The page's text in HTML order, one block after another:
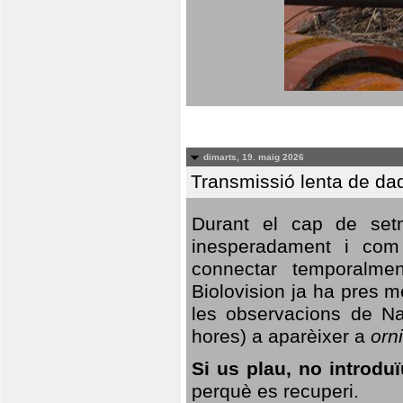
dimarts, 19. maig 2026
Transmissió lenta de
Durant el cap de
inesperadament i
connectar
Biolovision ja ha pres
les observacions de
hores) a aparèixer a
Si us plau, no
perquè es recuperi.